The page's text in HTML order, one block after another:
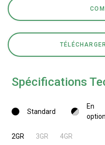
Spécifications
Standard
En
option
2GR 3GR 4GR